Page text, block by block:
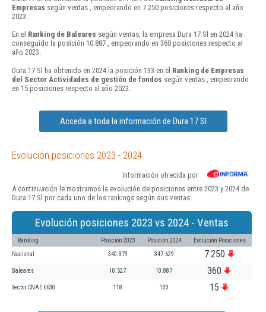
Empresas según ventas , empeorando en 7.250 posiciones respecto al año
2023.
En el Ranking de Baleares según ventas, la empresa Dura 17 Sl en 2024 ha
conseguido la posición 10.887 , empeorando en 360 posiciones respecto al
año 2023.
Dura 17 Sl ha obtenido en 2024 la posición 133 en el Ranking de Empresas
del Sector Actividades de gestión de fondos según ventas , empeorando
en 15 posiciones respecto al año 2023.
Acceda a toda la información de Dura 17 Sl
Evolución posiciones 2023 - 2024
Información ofrecida por
A continuación le mostramos la evolución de posiciones entre 2023 y 2024 de
Dura 17 Sl por cada uno de los rankings según sus ventas:
Evolución posiciones 2023 vs 2024 - Ventas
Ranking Posición 2023 Posición 2024 Evolución Posiciones
Nacional 340.379 347.629 7.250
Baleares 10.527 10.887 360
Sector CNAE 6630 118 133 15